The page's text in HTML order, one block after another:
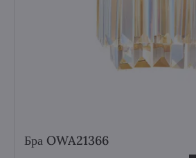
Бра OWA21366